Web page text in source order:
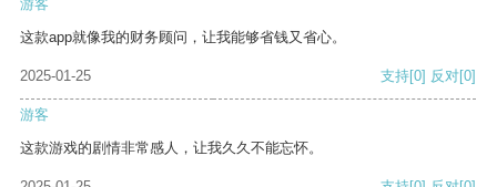
游客
这款app就像我的财务顾问，让我能够省钱又省心。
2025-01-25 支持[0] 反对[0]
游客
这款游戏的剧情非常感人，让我久久不能忘怀。